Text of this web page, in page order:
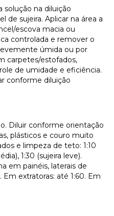
solução na diluição
de sujeira. Aplicar na área a
escova macia ou
controlada e remover o
úmida ou por
carpetes/estofados,
de umidade e eficiência.
conforme diluição
Diluir conforme orientação
plásticos e couro muito
e limpeza de teto: 1:10
1:30 (sujeira leve).
em painéis, laterais de
Em extratoras: até 1:60. Em